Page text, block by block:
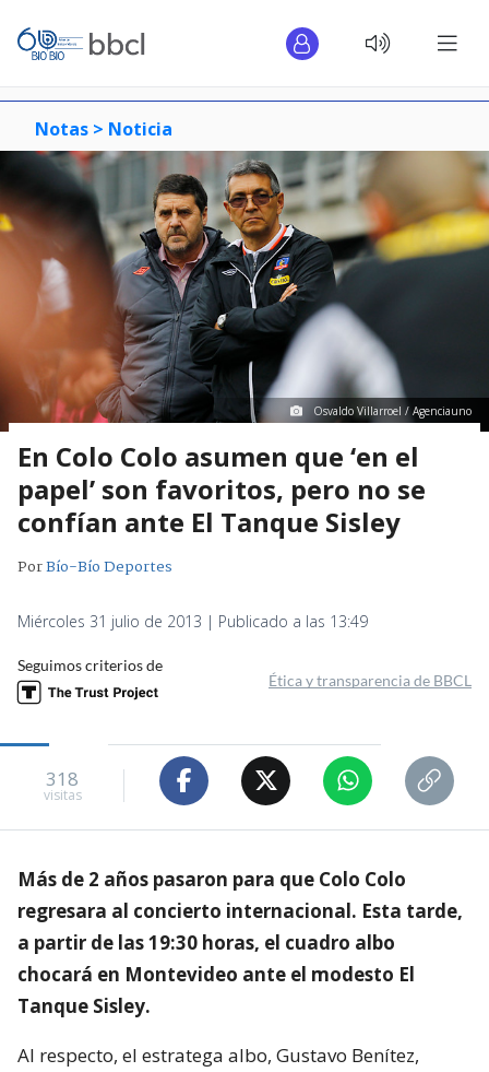
Notas > Noticia
Osvaldo Villarroel / Agenciauno
En Colo Colo asumen que ‘en el
papel’ son favoritos, pero no se
confían ante El Tanque Sisley
PorBío-Bío Deportes
Miércoles 31 julio de 2013 | Publicado a las 13:49
Seguimos criterios de
Ética y transparencia de BBCL
318
visitas
Más de 2 años pasaron para que Colo Colo
regresara al concierto internacional. Esta tarde,
a partir de las 19:30 horas, el cuadro albo
chocará en Montevideo ante el modesto El
Tanque Sisley.
Al respecto, el estratega albo, Gustavo Benítez,